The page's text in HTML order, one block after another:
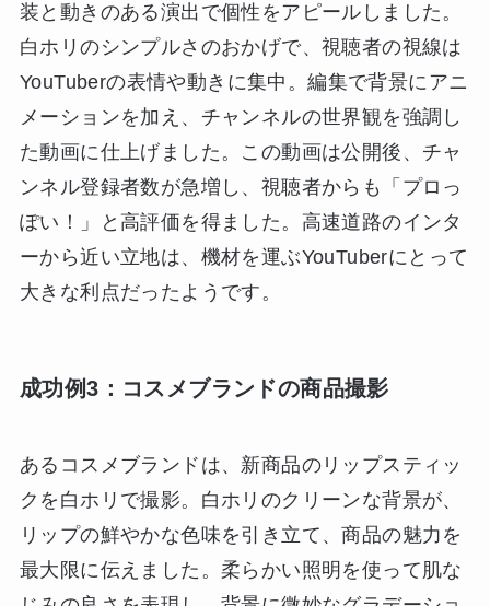
装と動きのある演出で個性をアピールしました。
白ホリのシンプルさのおかげで、視聴者の視線は
YouTuberの表情や動きに集中。編集で背景にアニ
メーションを加え、チャンネルの世界観を強調し
た動画に仕上げました。この動画は公開後、チャ
ンネル登録者数が急増し、視聴者からも「プロっ
ぽい！」と高評価を得ました。高速道路のインタ
ーから近い立地は、機材を運ぶYouTuberにとって
大きな利点だったようです。
成功例3：コスメブランドの商品撮影
あるコスメブランドは、新商品のリップスティッ
クを白ホリで撮影。白ホリのクリーンな背景が、
リップの鮮やかな色味を引き立て、商品の魅力を
最大限に伝えました。柔らかい照明を使って肌な